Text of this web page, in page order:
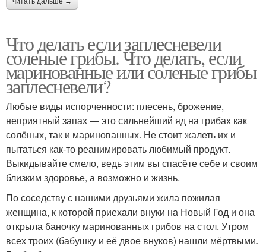
Что делать если заплесневели
соленые грибы. Что делать, если
маринованные или соленые грибы
заплесневели?
Любые виды испорченности: плесень, брожение,
неприятный запах — это сильнейший яд на грибах как
солёных, так и маринованных. Не стоит жалеть их и
пытаться как-то реанимировать любимый продукт.
Выкидывайте смело, ведь этим вы спасёте себе и своим
близким здоровье, а возможно и жизнь.
По соседству с нашими друзьями жила пожилая
женщина, к которой приехали внуки на Новый Год и она
открыла баночку маринованных грибов на стол. Утром
всех троих (бабушку и её двое внуков) нашли мёртвыми.